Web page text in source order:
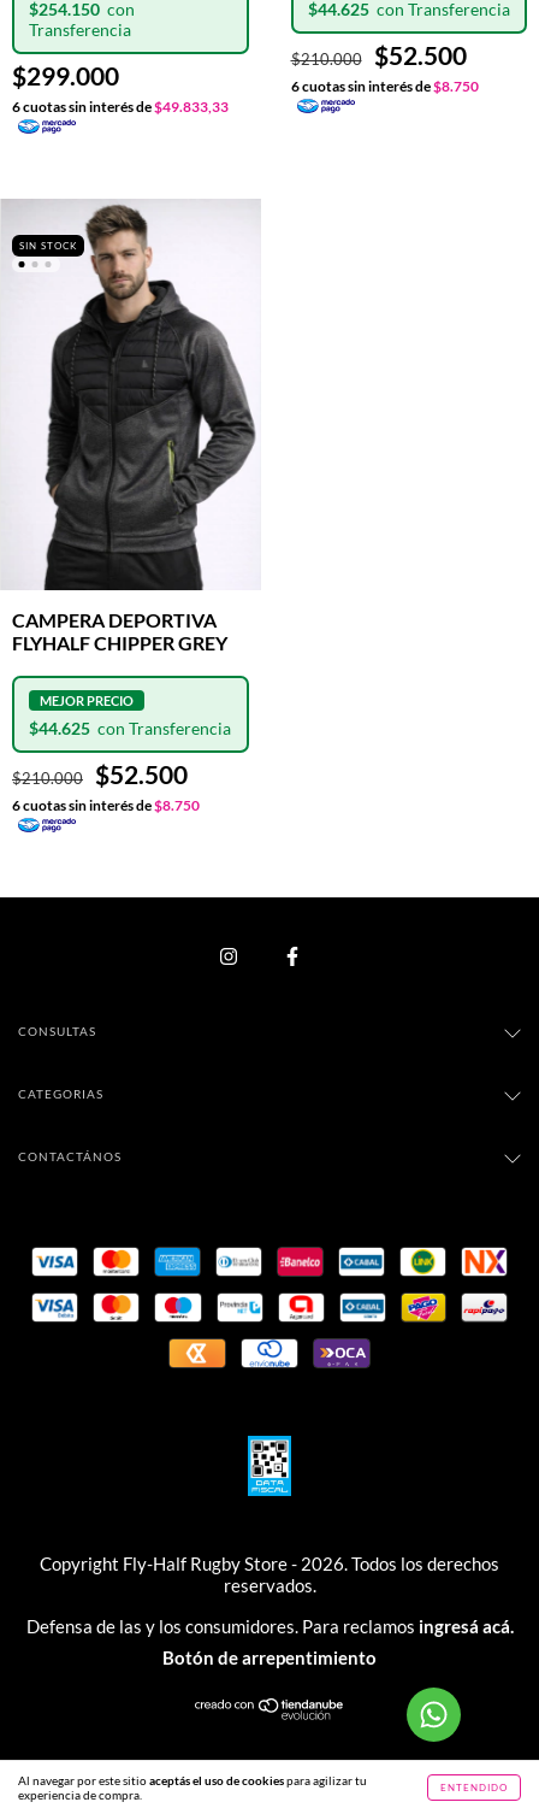
Al navegar por este sitioaceptás el uso de cookiespara agilizar tu
experiencia de compra.
ENTENDIDO
$299.000
$254.150
6cuotas sin interés de$49.833,33
$210.000 $52.500
$44.625
6cuotas sin interés de$8.750
SIN STOCK
CAMPERA DEPORTIVA
FLYHALF CHIPPER GREY
$210.000 $52.500
$44.625
6cuotas sin interés de$8.750
CONSULTAS
CATEGORIAS
CONTACTÁNOS
Copyright Fly-Half Rugby Store - 2026. Todos los derechos
reservados.
Defensa de las y los consumidores. Para reclamos ingresá acá.
Botón de arrepentimiento